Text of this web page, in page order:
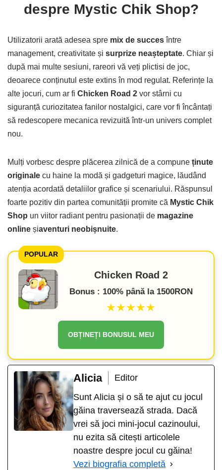
despre Mystic Chik Shop?
Utilizatorii arată adesea spre mix de succesîntre
management, creativitate și surprize neașteptate. Chiar și
după mai multe sesiuni, rareori vă veți plictisi de joc,
deoarece conținutul este extins în mod regulat. Referințe la
alte jocuri, cum ar fi Chicken Road 2 vor stârni cu
siguranță curiozitatea fanilor nostalgici, care vor fi încântați
să redescopere mecanica revizuită într-un univers complet
nou.
Mulți vorbesc despre plăcerea zilnică de a compune ținute
originale cu haine la modă și gadgeturi magice, lăudând
atenția acordată detaliilor grafice și scenariului. Răspunsul
foarte pozitiv din partea comunității promite că Mystic Chik
Shop un viitor radiant pentru pasionații de magazine
online șiaventuri neobișnuite.
POPULAR
Chicken Road 2
Bonus : 100% până la 1500RON
★★★★★
OBȚINEȚI BONUSUL MEU
Alicia
Editor
Sunt Alicia și o să te ajut cu jocul
găina traversează strada. Dacă
vrei să joci mini-jocul cazinoului,
nu ezita să citești articolele
noastre despre jocul cu găina!
Vezi biografia completă